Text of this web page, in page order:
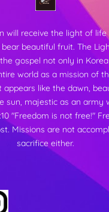
will receive the light of
beautiful fruit. The
gospel not only in
world as a mission of
appears like the dawn,
sun, majestic as an army
"Freedom is not free!"
Missions are not
sacrifice either.